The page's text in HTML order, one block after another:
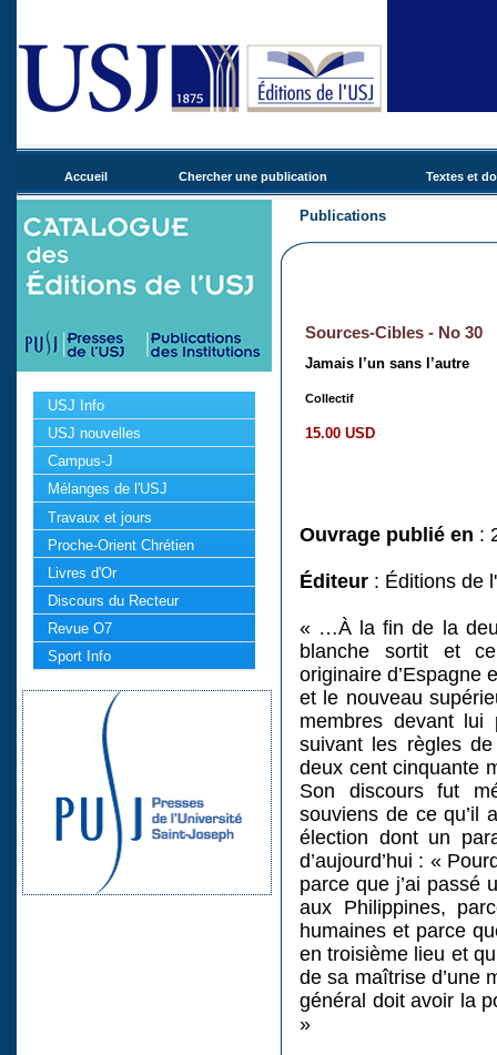
Accueil Chercher une publication Textes et
USJ Info
USJ nouvelles
Campus-J
Mélanges de l'USJ
Travaux et jours
Proche-Orient Chrétien
Livres d'Or
Discours du Recteur
Revue O7
Sport Info
Publications
Sources-Cibles - No 30
Jamais l’un sans l’autre
Collectif
15.00 USD
Ouvrage publié en :
Éditeur : Éditions de
« …À la fin de la
blanche sortit et
originaire d’Espagne
et le nouveau
membres devant lui
suivant les règles
deux cent cinquante
Son discours fut
souviens de ce qu’il
élection dont un
d’aujourd’hui : «
parce que j’ai passé
aux Philippines,
humaines et parce
en troisième lieu et
de sa maîtrise d’une
général doit avoir la
»